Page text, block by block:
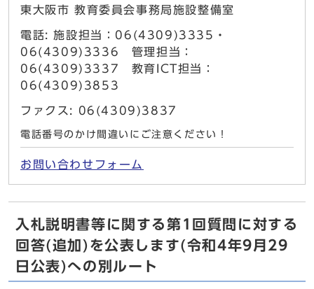
東大阪市 教育委員会事務局施設整備室
電話: 施設担当：06(4309)3335・
06(4309)3336 管理担当：
06(4309)3337 教育ICT担当：
06(4309)3853
ファクス: 06(4309)3837
電話番号のかけ間違いにご注意ください！
お問い合わせフォーム
入札説明書等に関する第1回質問に対する
回答(追加)を公表します(令和4年9月29
日公表)への別ルート